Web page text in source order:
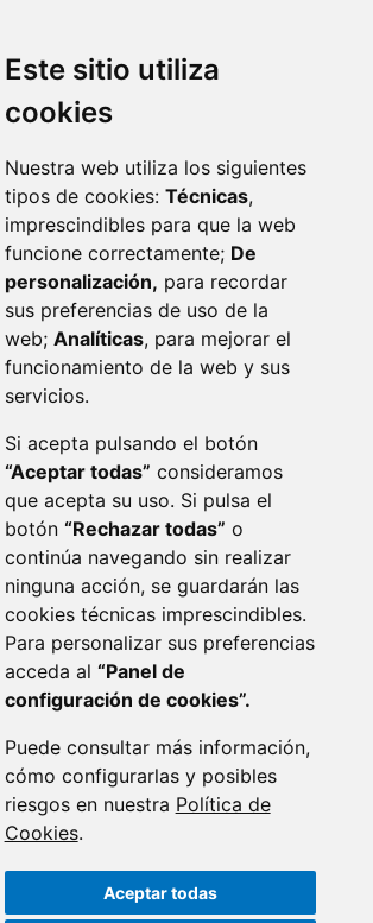
Este sitio utiliza
cookies
Nuestra web utiliza los siguientes
tipos de cookies: Técnicas,
imprescindibles para que la web
funcione correctamente; De
personalización, para recordar
sus preferencias de uso de la
web; Analíticas, para mejorar el
funcionamiento de la web y sus
servicios.
Si acepta pulsando el botón
“Aceptar todas” consideramos
que acepta su uso. Si pulsa el
botón “Rechazar todas” o
continúa navegando sin realizar
ninguna acción, se guardarán las
cookies técnicas imprescindibles.
Para personalizar sus preferencias
acceda al “Panel de
configuración de cookies”.
Puede consultar más información,
cómo configurarlas y posibles
riesgos en nuestra Política de
Cookies.
Aceptar todas
22400 MONZÓN - ARAGÓN (ESPAÑA)
· (34) 974 400 700 ·
sac@monzon.es
monzon.es
AVISO LEGAL
DE DATOS
POLÍTICA DE COOKIES
ACCESIBILIDAD
ENLACE EXTERNO AL